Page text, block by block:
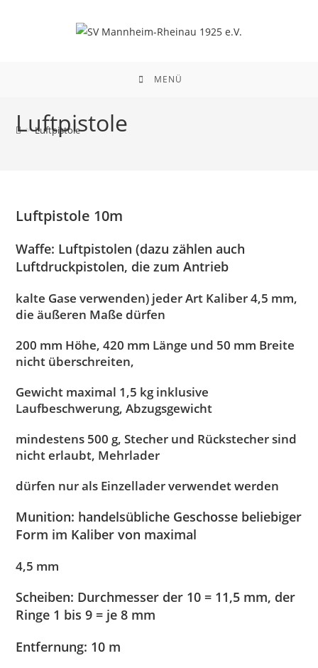
MENÜ
Luftpistole
> Luftpistole
Luftpistole 10m
Waffe: Luftpistolen (dazu zählen auch
Luftdruckpistolen, die zum Antrieb
kalte Gase verwenden) jeder Art Kaliber 4,5 mm,
die äußeren Maße dürfen
200 mm Höhe, 420 mm Länge und 50 mm Breite
nicht überschreiten,
Gewicht maximal 1,5 kg inklusive
Laufbeschwerung, Abzugsgewicht
mindestens 500 g, Stecher und Rückstecher sind
nicht erlaubt, Mehrlader
dürfen nur als Einzellader verwendet werden
Munition: handelsübliche Geschosse beliebiger
Form im Kaliber von maximal
4,5 mm
Scheiben: Durchmesser der 10 = 11,5 mm, der
Ringe 1 bis 9 = je 8 mm
Entfernung: 10 m